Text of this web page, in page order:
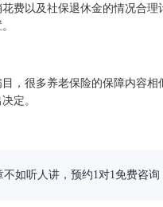
费以及社保退休金的情况合
，很多养老保险的保障内容
定。
不如听人讲，预约1对1免费咨询